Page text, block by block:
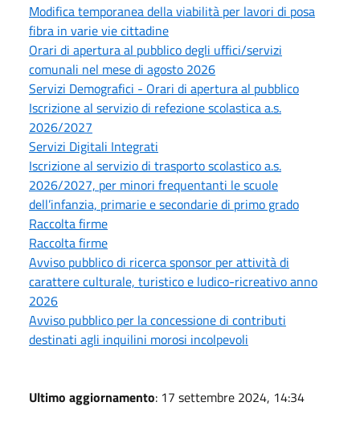
Modifica temporanea della viabilità per lavori di posa
fibra in varie vie cittadine
Orari di apertura al pubblico degli uffici/servizi
comunali nel mese di agosto 2026
Servizi Demografici - Orari di apertura al pubblico
Iscrizione al servizio di refezione scolastica a.s.
2026/2027
Servizi Digitali Integrati
Iscrizione al servizio di trasporto scolastico a.s.
2026/2027, per minori frequentanti le scuole
dell’infanzia, primarie e secondarie di primo grado
Raccolta firme
Raccolta firme
Avviso pubblico di ricerca sponsor per attività di
carattere culturale, turistico e ludico-ricreativo anno
2026
Avviso pubblico per la concessione di contributi
destinati agli inquilini morosi incolpevoli
Ultimo aggiornamento: 17 settembre 2024, 14:34